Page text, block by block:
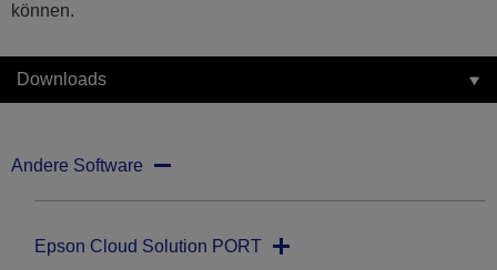
können.
Downloads
Andere Software
Epson Cloud Solution PORT